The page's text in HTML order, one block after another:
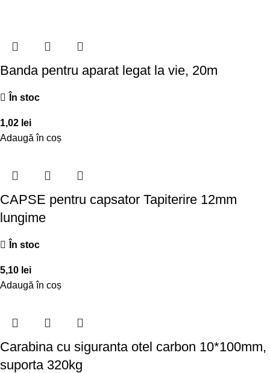
Banda pentru aparat legat la vie, 20m
În stoc
1,02 lei
Adaugă în coș
CAPSE pentru capsator Tapiterire 12mm
lungime
În stoc
5,10 lei
Adaugă în coș
Carabina cu siguranta otel carbon 10*100mm,
suporta 320kg